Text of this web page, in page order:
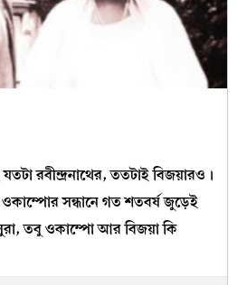
রবীন্দ্রনাথের, ততটাই বিজয়ারও।
সন্ধানে গত শতবর্ষ জুড়েই
তবু ওকাম্পো আর বিজয়া কি